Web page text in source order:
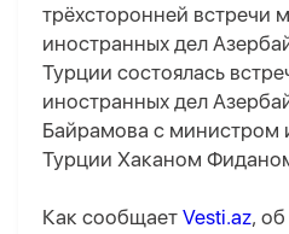
трёхсторонней встречи
иностранных дел
Турции состоялась
иностранных дел
Байрамова с министром
Турции Хаканом
Как сообщает Vesti.az,